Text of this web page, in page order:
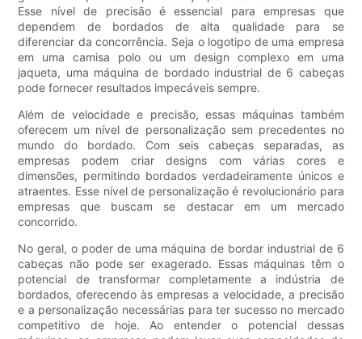
Esse nível de precisão é essencial para empresas que
dependem de bordados de alta qualidade para se
diferenciar da concorrência. Seja o logotipo de uma empresa
em uma camisa polo ou um design complexo em uma
jaqueta, uma máquina de bordado industrial de 6 cabeças
pode fornecer resultados impecáveis sempre.
Além de velocidade e precisão, essas máquinas também
oferecem um nível de personalização sem precedentes no
mundo do bordado. Com seis cabeças separadas, as
empresas podem criar designs com várias cores e
dimensões, permitindo bordados verdadeiramente únicos e
atraentes. Esse nível de personalização é revolucionário para
empresas que buscam se destacar em um mercado
concorrido.
No geral, o poder de uma máquina de bordar industrial de 6
cabeças não pode ser exagerado. Essas máquinas têm o
potencial de transformar completamente a indústria de
bordados, oferecendo às empresas a velocidade, a precisão
e a personalização necessárias para ter sucesso no mercado
competitivo de hoje. Ao entender o potencial dessas